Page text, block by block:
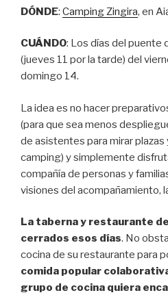
DÓNDE: Camping Zingira, en
CUÁNDO: Los días del puente
(jueves 11 por la tarde) del
domingo 14.
La idea es no hacer
(para que sea menos
de asistentes para mirar plazas
camping) y simplemente
compañía de personas y
visiones del acompañamiento,
La taberna y restaurante
cerrados esos días. No
cocina de su restaurante para
comida popular
grupo de cocina quiera